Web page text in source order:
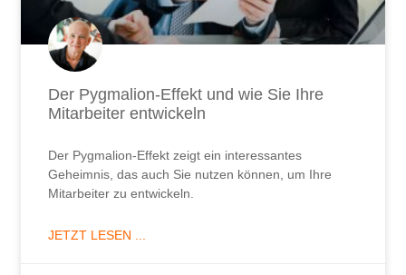
Der Pygmalion-Effekt und wie Sie Ihre
Mitarbeiter entwickeln
Der Pygmalion-Effekt zeigt ein interessantes
Geheimnis, das auch Sie nutzen können, um Ihre
Mitarbeiter zu entwickeln.
JETZT LESEN ...